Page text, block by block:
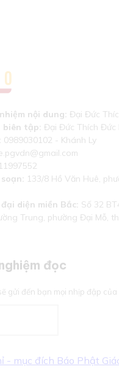
nội dung: Đại Đức
biên tập: Đại Đức Thích Đức
0989030102 - Khánh Ly
133/8 Hồ Văn Huê,
diện miền Bắc: Số 32
Trung, phường Đại Mỗ,
đọc
gửi đến bạn mọi nhịp đập
- mục đích Báo Phật